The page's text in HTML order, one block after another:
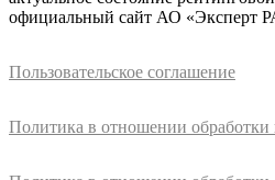
официальный сайт АО «Эксперт
Пользовательское соглашение
Политика в отношении